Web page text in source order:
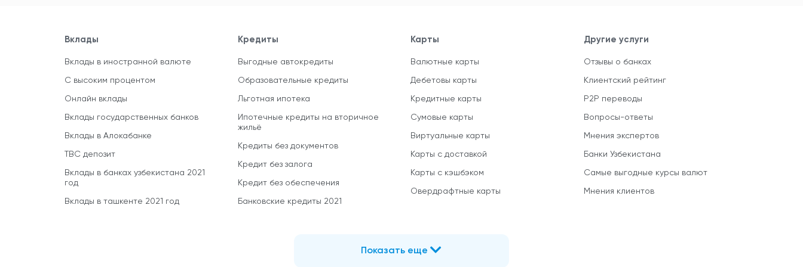
Вклады
Вклады в иностранной валюте
С высоким процентом
Онлайн вклады
Вклады государственных банков
Вклады в Алокабанке
TBC депозит
Вклады в банках узбекистана 2021
год
Вклады в ташкенте 2021 год
Кредиты
Выгодные автокредиты
Образовательные кредиты
Льготная ипотека
Ипотечные кредиты на вторичное
жильё
Кредиты без документов
Кредит без залога
Кредит без обеспечения
Банковские кредиты 2021
Карты
Валютные карты
Дебетовы карты
Кредитные карты
Сумовые карты
Виртуальные карты
Карты с доставкой
Карты с кэшбэком
Овердрафтные карты
Другие услуги
Отзывы о банках
Клиентский рейтинг
P2P переводы
Вопросы-ответы
Мнения экспертов
Банки Узбекистана
Самые выгодные курсы валют
Мнения клиентов
Показать еще